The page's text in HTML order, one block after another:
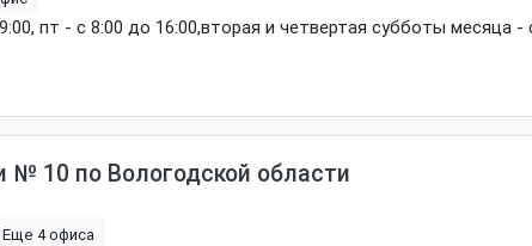
пт - с 8:00 до 16:00,вторая и четвертая субботы месяца -
10 по Вологодской области
Еще 4 офиса